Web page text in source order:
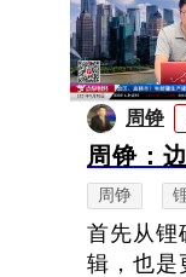
周铮
周铮：
周铮
首先从锂
辑，也是